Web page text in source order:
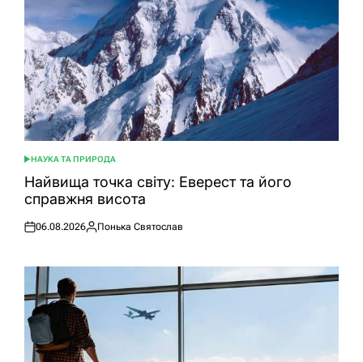
ОПУБЛІКУВАТИ
У
НАУКА ТА ПРИРОДА
Найвища точка світу: Еверест та його
справжня висота
Оприлюднено
06.08.2026
Опубліковано
Понька Святослав